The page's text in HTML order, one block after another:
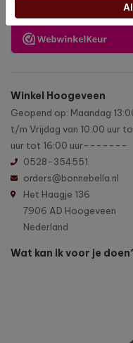
Winkel Hoogeveen
Geopend op: Maandag
t/m Vrijdag van 10:00 uur
uur tot 16:00 uur-------
0528-354551
orders@bonnebella.nl
Het Haagje 136
7906 AD Hoogeveen
Nederland
Wat kan ik voor je